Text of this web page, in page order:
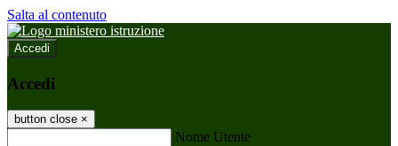
Salta al contenuto
Accedi
Accedi
button close ×
Nome Utente